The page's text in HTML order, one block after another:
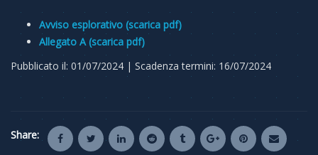
Avviso esplorativo (scarica pdf)
Allegato A (scarica pdf)
Pubblicato il: 01/07/2024 | Scadenza termini: 16/07/2024
Share: